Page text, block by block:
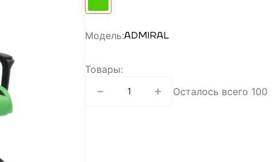
Модель:ADMIRAL
Товары:
- 1 + Осталось всего 100